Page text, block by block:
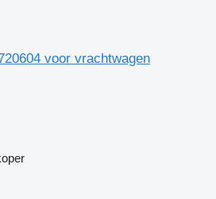
voor vrachtwagen